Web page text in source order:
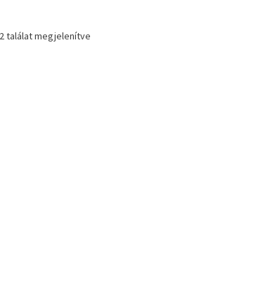
találat megjelenítve